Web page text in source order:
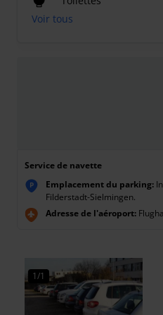
Voir tous
Service de navette
P Emplacement du parking:
Filderstadt-Sielmingen.
Adresse de l'aéroport:
1/1